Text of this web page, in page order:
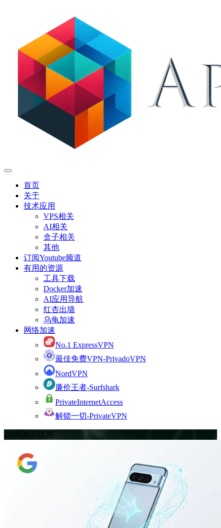
首页
关于
技术应用
VPS相关
AI相关
盒子相关
其他
订阅Youtube频道
有用的资源
工具下载
Docker加速
AI应用导航
红杏出墙
乌龟加速
网络加速
No.1 ExpressVPN
最佳免费VPN-PrivadoVPN
NordVPN
廉价王者-Surfshark
PrivateInternetAccess
解锁一切-PrivateVPN
2025-2026优惠